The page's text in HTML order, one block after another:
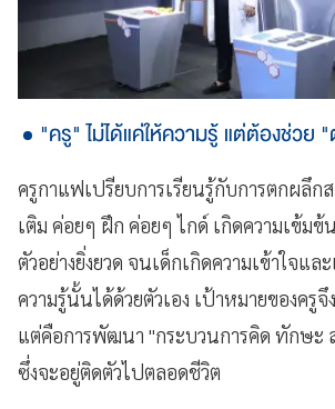
"ครู" ไม่ได้แค่ให้ความรู้ แต่ต้องช่ว
ครูกาแฟเปรียบการเรียนรู้กับการตกผลึก
เติม ค่อยๆ ฝึก ค่อยๆ ไกด์ เกิดความเข้มข้
ตัวอย่างยิ่งยวด จนเด็กเกิดความเข้าใจแล
ความรู้นั้นได้ด้วยตัวเอง เป้าหมายของครู
แต่คือการพัฒนา "กระบวนการคิด ทักษะ
ซึ่งจะอยู่ติดตัวไปตลอดชีวิต